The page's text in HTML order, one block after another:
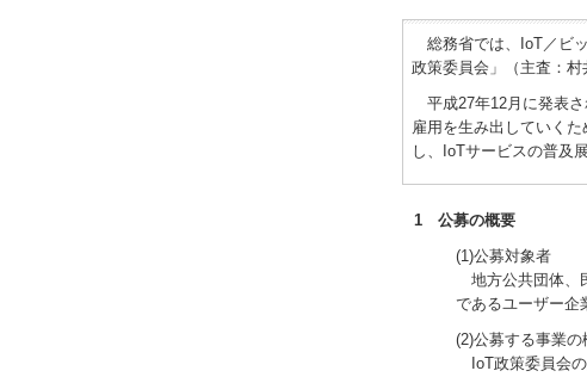
総務省では、IoT／ビ
政策委員会」（主査：
平成27年12月に発表さ
雇用を生み出していく
し、IoTサービスの普及
1 公募の概要
(1)公募対象者
地方公共団体、
であるユーザー企
(2)公募する事業の
IoT政策委員会の